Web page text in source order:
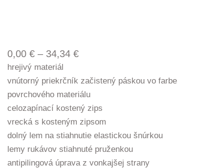
0,00 € – 34,34 €Price
0,00 €
through
34,34 €
hrejivý materiál
vnútorný priekrčník začistený páskou vo farbe
povrchového materiálu
celozapínací kostený zips
vrecká s kosteným zipsom
dolný lem na stiahnutie elastickou šnúrkou
lemy rukávov stiahnuté pruženkou
antipilingová úprava z vonkajšej strany